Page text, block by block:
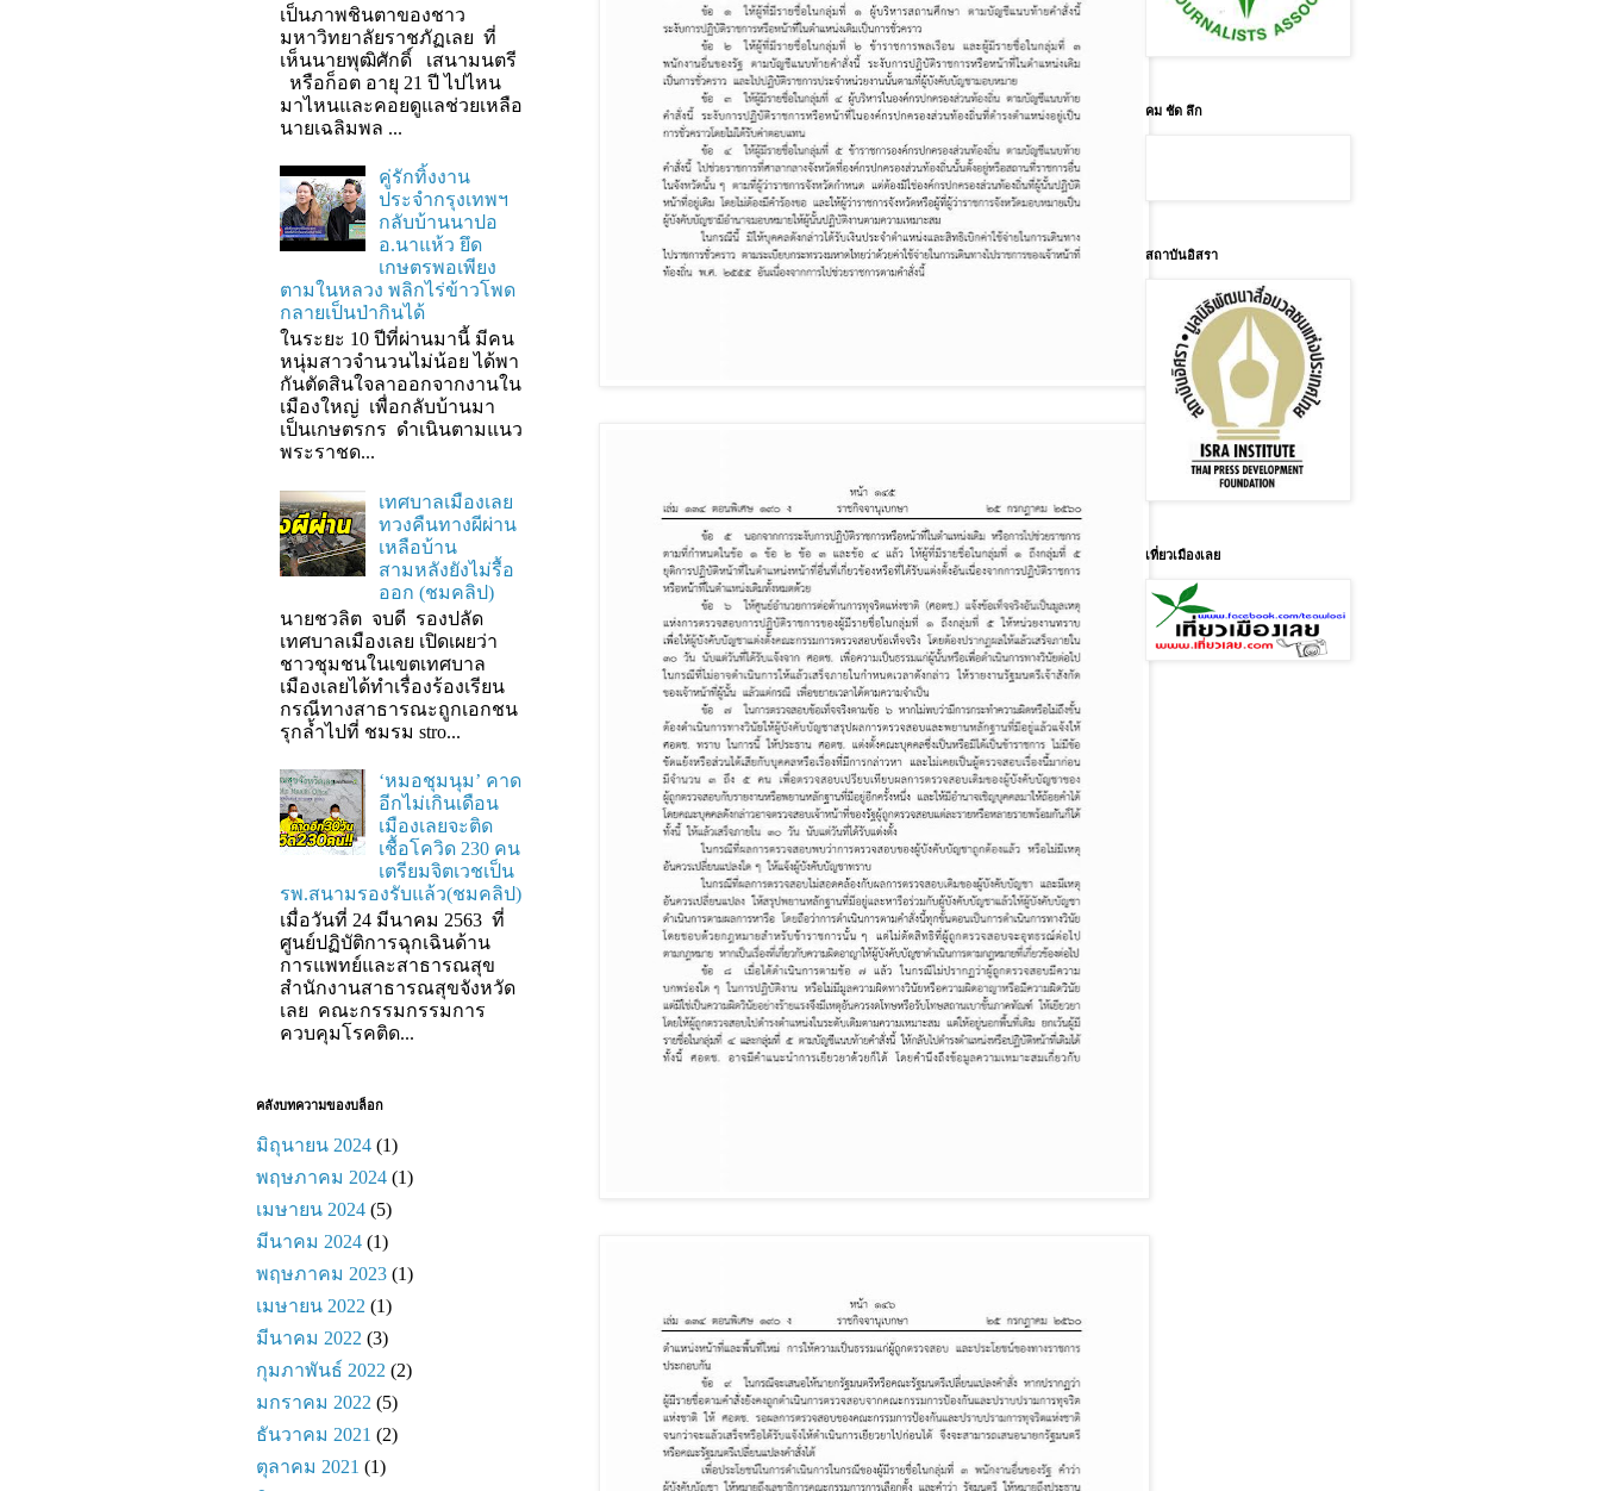
เป็นภาพชินตาของชาว
มหาวิทยาลัยราชภัฏเลย ที่
เห็นนายพุฒิศักดิ์ เสนามนตรี
หรือก็อต อายุ 21 ปี ไปไหน
มาไหนและคอยดูแลช่วยเหลือ
นายเฉลิมพล ...
คู่รักทิ้งงาน
ประจำกรุงเทพฯ
กลับบ้านนาปอ
อ.นาแห้ว ยึด
เกษตรพอเพียง
ตามในหลวง พลิกไร่ข้าวโพด
กลายเป็นป่ากินได้
ในระยะ 10 ปีที่ผ่านมานี้ มีคน
หนุ่มสาวจำนวนไม่น้อย ได้พา
กันตัดสินใจลาออกจากงานใน
เมืองใหญ่ เพื่อกลับบ้านมา
เป็นเกษตรกร ดำเนินตามแนว
พระราชด...
เทศบาลเมืองเลย
ทวงคืนทางผีผ่าน
เหลือบ้าน
สามหลังยังไม่รื้อ
ออก (ชมคลิป)
นายชวลิต จบดี รองปลัด
เทศบาลเมืองเลย เปิดเผยว่า
ชาวชุมชนในเขตเทศบาล
เมืองเลยได้ทำเรื่องร้องเรียน
กรณีทางสาธารณะถูกเอกชน
รุกล้ำไปที่ ชมรม stro...
‘หมอชุมนุม’ คาด
อีกไม่เกินเดือน
เมืองเลยจะติด
เชื้อโควิด 230 คน
เตรียมจิตเวชเป็น
รพ.สนามรองรับแล้ว(ชมคลิป)
เมื่อวันที่ 24 มีนาคม 2563 ที่
ศูนย์ปฏิบัติการฉุกเฉินด้าน
การแพทย์และสาธารณสุข
สำนักงานสาธารณสุขจังหวัด
เลย คณะกรรมกรรมการ
ควบคุมโรคติด...
คลังบทความของบล็อก
มิถุนายน 2024 (1)
พฤษภาคม 2024 (1)
เมษายน 2024 (5)
มีนาคม 2024 (1)
พฤษภาคม 2023 (1)
เมษายน 2022 (1)
มีนาคม 2022 (3)
กุมภาพันธ์ 2022 (2)
มกราคม 2022 (5)
ธันวาคม 2021 (2)
ตุลาคม 2021 (1)
คม ชัด ลึก
สถาบันอิสรา
เที่ยวเมืองเลย